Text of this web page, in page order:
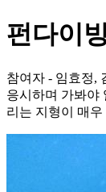
펀다이
참여자 - 임효정,
응시하며 가봐야
리는 지형이 매